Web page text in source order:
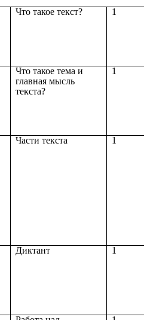
Что такое текст? 1
Что такое тема и
главная мысль
текста?
1
Части текста 1
Диктант 1